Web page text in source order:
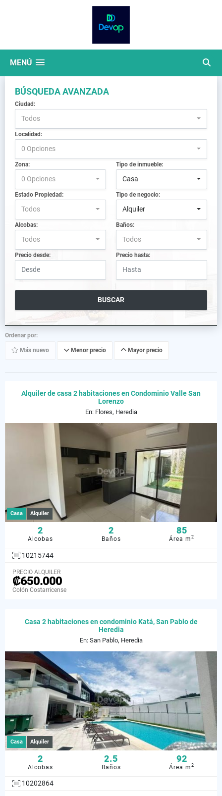
MENÚ
BÚSQUEDA AVANZADA
Ciudad:
Todos
Localidad:
0 Opciones
Zona:
0 Opciones
Tipo de inmueble:
Casa
Estado Propiedad:
Todos
Tipo de negocio:
Alquiler
Alcobas:
Todos
Baños:
Todos
Precio desde: Precio hasta:
BUSCAR
Ordenar por:
Más nuevo Menor precio Mayor precio
Alquiler de casa 2 habitaciones en Condominio Valle San
Lorenzo
En: Flores, Heredia
Casa Alquiler
2
Alcobas
2
Baños
85
Área m2
10215744
PRECIO ALQUILER
₡650.000
Colón Costarricense
Casa 2 habitaciones en condominio Katá, San Pablo de
Heredia
En: San Pablo, Heredia
Casa Alquiler
2
Alcobas
2.5
Baños
92
Área m2
10202864